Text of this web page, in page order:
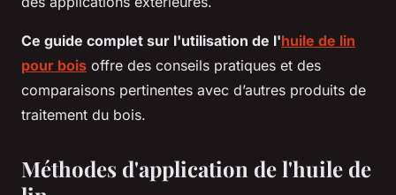
Ce guide complet sur l'utilisation de l'huile de lin
pour bois offre des conseils pratiques et des
comparaisons pertinentes avec d’autres produits de
traitement du bois.
Méthodes d'application de l'huile de